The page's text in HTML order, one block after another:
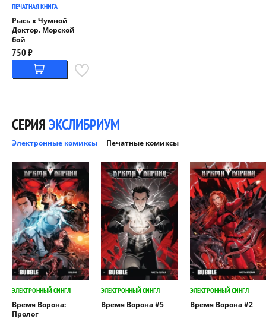
ПЕЧАТНАЯ КНИГА
Рысь х Чумной
Доктор. Морской
бой
750 ₽
СЕРИЯЭКСЛИБРИУМ
Электронные комиксы Печатные комиксы
ЭЛЕКТРОННЫЙ СИНГЛ
Время Ворона:
Пролог
ЭЛЕКТРОННЫЙ СИНГЛ
Время Ворона #5
ЭЛЕКТРОННЫЙ СИНГЛ
Время Ворона #2